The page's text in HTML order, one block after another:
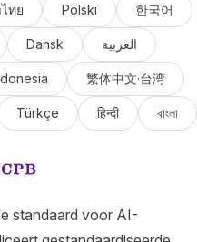
ทย Polski 한국어
Dansk العربية
繁体中文·台湾
Türkçe हिन्दी বাংলা
standaard voor AI-